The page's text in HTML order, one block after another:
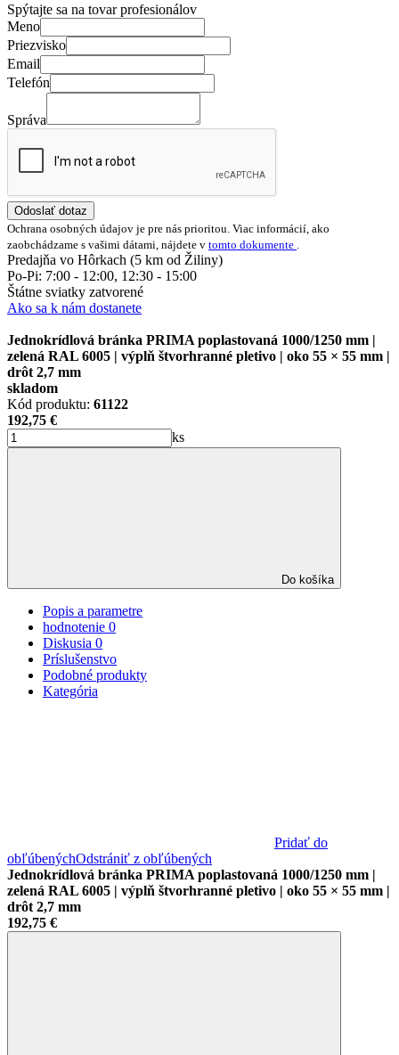
Spýtajte sa na tovar profesionálov
Meno
Priezvisko
Email
Telefón
Správa
Odoslať dotaz
Ochrana osobných údajov je pre nás prioritou. Viac informácií, ako
zaobchádzame s vašimi dátami, nájdete v tomto dokumente
Predajňa vo Hôrkach (5 km od Žiliny)
Po-Pi: 7:00 - 12:00, 12:30 - 15:00
Štátne sviatky zatvorené
Ako sa k nám dostanete
Jednokrídlová bránka PRIMA poplastovaná 1000/1250 mm |
zelená RAL 6005 | výplň štvorhranné pletivo | oko 55 × 55 mm |
drôt 2,7 mm
skladom
Kód produktu: 61122
192,75 €
ks
Do košíka
Popis a parametre
hodnotenie 0
Diskusia 0
Príslušenstvo
Podobné produkty
Kategória
Pridať do
obľúbenýchOdstrániť z obľúbených
Jednokrídlová bránka PRIMA poplastovaná 1000/1250 mm |
zelená RAL 6005 | výplň štvorhranné pletivo | oko 55 × 55 mm |
drôt 2,7 mm
192,75 €